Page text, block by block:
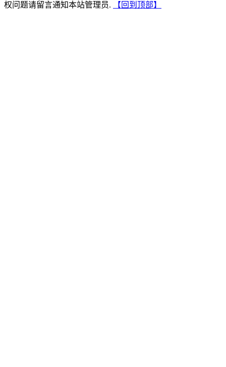
权问题请留言通知本站管理员.
【回到顶部】